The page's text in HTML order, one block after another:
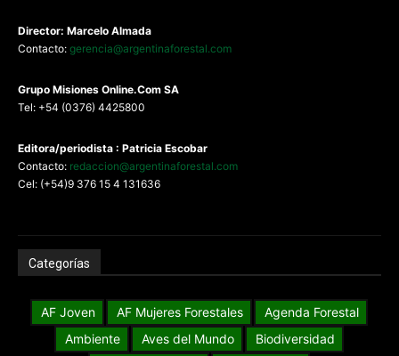
Director: Marcelo Almada
Contacto: gerencia@argentinaforestal.com
Grupo Misiones Online.Com SA
Tel: +54 (0376) 4425800
Editora/periodista : Patricia Escobar
Contacto: redaccion@argentinaforestal.com
Cel: (+54)9 376 15 4 131636
Categorías
AF Joven AF Mujeres Forestales
Agenda Forestal
Ambiente
Aves del Mundo
Biodiversidad